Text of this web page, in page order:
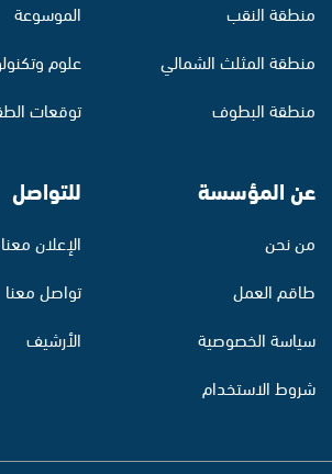
منطقة النقب
منطقة المثلث الشمالي
منطقة البطوف
الموسوعة
علوم
توقعات
عن المؤسسة
من نحن
طاقم العمل
سياسة الخصوصية
شروط الاستخدام
للتواصل
الإعلان معنا
تواصل معنا
الأرشيف